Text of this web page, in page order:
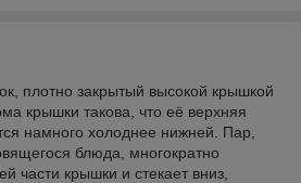
плотно закрытый высокой крышкой
крышки такова, что её верхняя
намного холоднее нижней. Пар,
блюда, многократно
части крышки и стекает вниз,